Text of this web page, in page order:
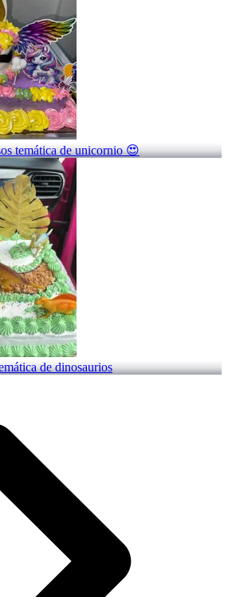
temática de unicornio 😍
de dinosaurios